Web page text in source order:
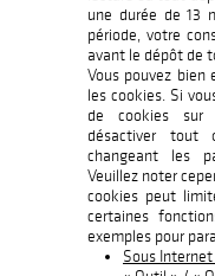
une durée de 13
période, votre
avant le dépôt de
Vous pouvez
les cookies. Si
de cookies sur
désactiver
changeant les
Veuillez noter
cookies peut
certaines
exemples pour
Sous